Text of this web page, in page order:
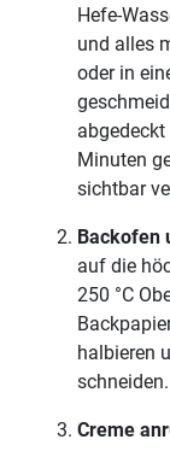
Hefe-
und alles
oder in
Minuten
sichtbar
Backofen
auf die
250 °C
halbieren
schneiden.
Creme